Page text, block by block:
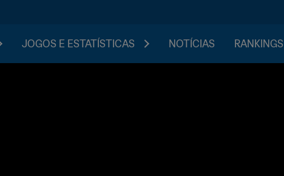
JOGOS E ESTATÍSTICAS NOTÍCIAS RANKINGS